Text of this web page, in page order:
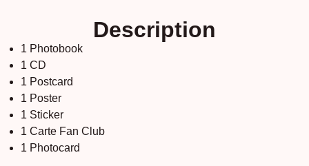
Description
1 Photobook
1 CD
1 Postcard
1 Poster
1 Sticker
1 Carte Fan Club
1 Photocard